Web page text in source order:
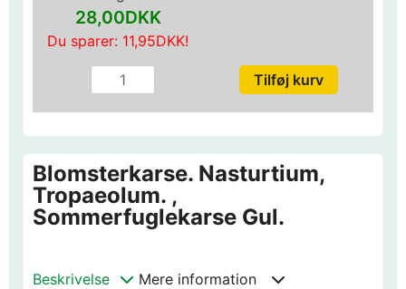
28,00DKK
Du sparer: 11,95DKK!
Blomsterkarse. Nasturtium,
Tropaeolum. ,
Sommerfuglekarse Gul.
Beskrivelse Mere information